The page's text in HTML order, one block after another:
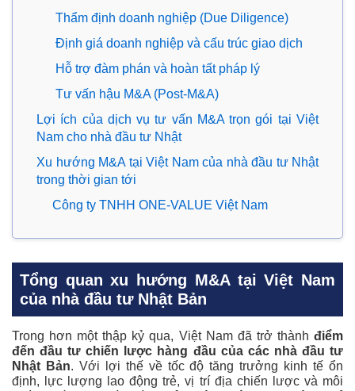
Thẩm định doanh nghiệp (Due Diligence)
Định giá doanh nghiệp và cấu trúc giao dịch
Hỗ trợ đàm phán và hoàn tất pháp lý
Tư vấn hậu M&A (Post-M&A)
Lợi ích của dịch vụ tư vấn M&A trọn gói tại Việt
Nam cho nhà đầu tư Nhật
Xu hướng M&A tại Việt Nam của nhà đầu tư Nhật
trong thời gian tới
Công ty TNHH ONE-VALUE Việt Nam
Tổng quan xu hướng M&A tại Việt Nam
của nhà đầu tư Nhật Bản
Trong hơn một thập kỷ qua, Việt Nam đã trở thành điểm
đến đầu tư chiến lược hàng đầu của các nhà đầu tư
Nhật Bản. Với lợi thế về tốc độ tăng trưởng kinh tế ổn
định, lực lượng lao động trẻ, vị trí địa chiến lược và môi